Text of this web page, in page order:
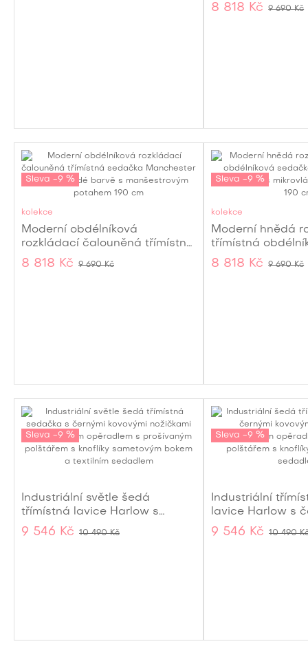
barvě s kovovými nožičkami
manšestrovým
8 818 Kč 9 690 Kč
Sleva -9 %
kolekce
Moderní obdélníková
rozkládací čalouněná třímístná
sedačka Manchester v tmavě
šedé barvě s manšestrovým
8 818 Kč 9 690 Kč
Sleva -9 %
kolekce
Moderní hnědá
třímístná
Manchester s
mikrovláknovým
8 818 Kč 9 690 Kč
Sleva -9 %
Industriální světle šedá
třímístná lavice Harlow s
čalouněným polštářem a
kovovými černými nožičkami
9 546 Kč 10 490 Kč
Sleva -9 %
Industriální
lavice Harlow s
polštářem a
nožičkami 160
9 546 Kč 10 490